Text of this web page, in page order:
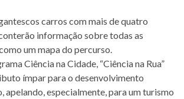
carros com mais de quatro
informação sobre todas as
um mapa do percurso.
Ciência na Cidade, “Ciência na Rua”
ímpar para o desenvolvimento
apelando, especialmente, para um turismo